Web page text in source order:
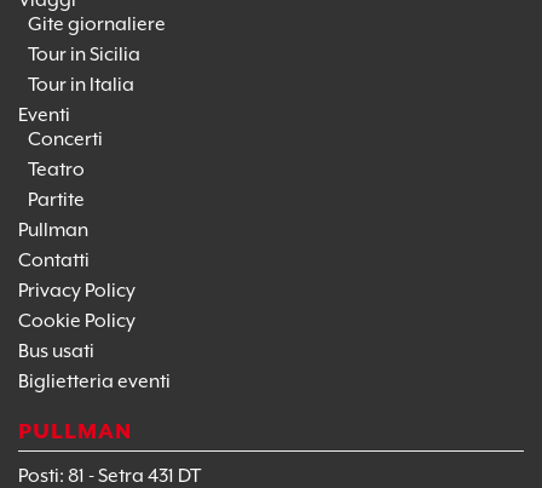
Gite giornaliere
Tour in Sicilia
Tour in Italia
Eventi
Concerti
Teatro
Partite
Pullman
Contatti
Privacy Policy
Cookie Policy
Bus usati
Biglietteria eventi
PULLMAN
Posti: 81 - Setra 431 DT